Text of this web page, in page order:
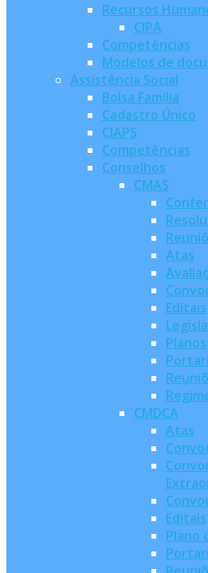
Recursos
CIPA
Competências
Modelos de
Assistência Social
Bolsa Família
Cadastro Único
CIAPS
Competências
Conselhos
CMAS
Atas
Editais
CMDCA
Atas
Editais
Plano